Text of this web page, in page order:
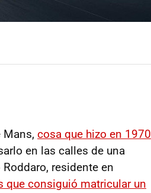
Mans, cosa que hizo en 1970
en las calles de una
residente en
que consiguió matricular un